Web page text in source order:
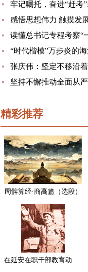
牢记嘱托，奋进“赶考
感悟思想伟力 触摸发
读懂总书记专程考察“
“时代楷模”万步炎的
张庆伟：坚定不移沿
向前进 凝心聚力奋进
坚持不懈推动全面从
精彩推荐
周髀算经·商高篇（选段）
在延安在职干部教育动员大会上的讲话（节选）